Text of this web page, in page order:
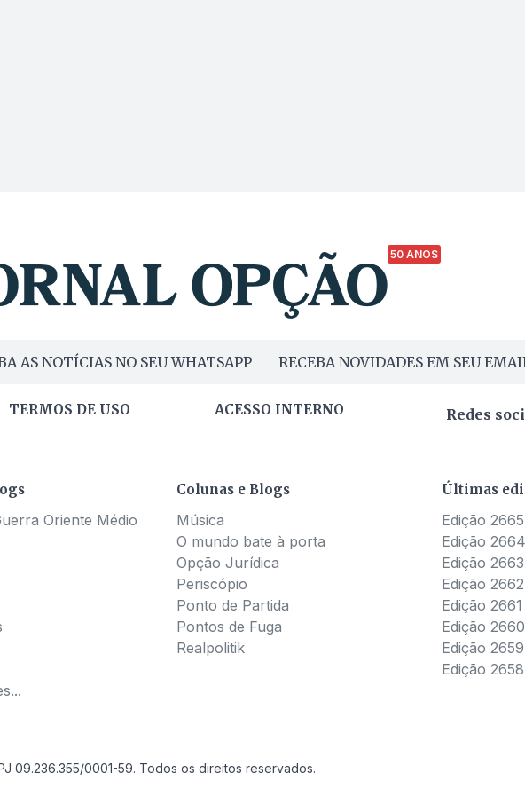
50 ANOS
AS NOTÍCIAS NO SEU WHATSAPP RECEBA NOVIDADES EM SEU
TERMOS DE USO ACESSO INTERNO Redes
Oriente Médio
Colunas e Blogs
Música
O mundo bate à porta
Opção Jurídica
Periscópio
Ponto de Partida
Pontos de Fuga
Realpolitik
Últimas
Edição 2665
Edição 2664
Edição 2663
Edição 2662
Edição 2661
Edição 2660
Edição 2659
Edição 2658
09.236.355/0001-59. Todos os direitos reservados.